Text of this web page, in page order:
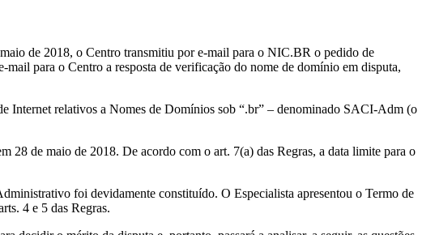
de 2018, o Centro transmitiu por e-mail para o NIC.BR o pedido de
para o Centro a resposta de verificação do nome de domínio em disputa,
Internet relativos a Nomes de Domínios sob “.br” – denominado SACI-Adm (o
de maio de 2018. De acordo com o art. 7(a) das Regras, a data limite para o
foi devidamente constituído. O Especialista apresentou o Termo de
4 e 5 das Regras.